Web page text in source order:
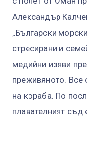
Александър
„Български
стресирани и
медийни изяви
преживяното. Все
на кораба. По
плавателният съд